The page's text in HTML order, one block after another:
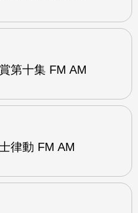
第十集 FM AM
律動 FM AM